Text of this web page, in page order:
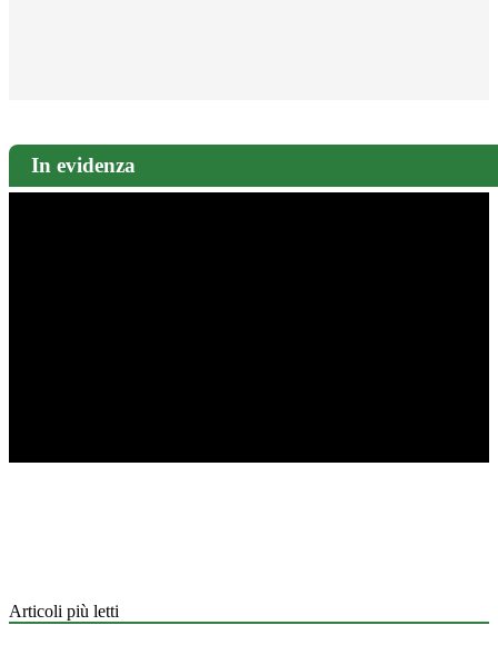
In evidenza
Articoli più letti